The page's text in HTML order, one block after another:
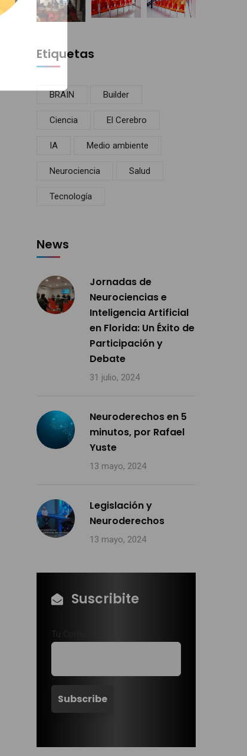
Etiquetas
BRAIN Builder
Ciencia El Cerebro
IA Medio ambiente
Neurociencia Salud
Tecnología
News
Jornadas de
Neurociencias e
Inteligencia Artificial
en Florida: Un Éxito de
Participación y
Debate
31 julio, 2024
Neuroderechos en 5
minutos, por Rafael
Yuste
13 mayo, 2024
Legislación y
Neuroderechos
13 mayo, 2024
Suscribite
Tu Correo*